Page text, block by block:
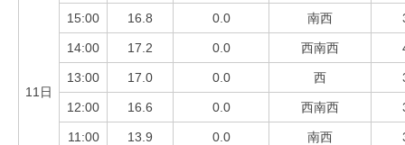
11日
15:00 16.8 0.0 南西
14:00 17.2 0.0 西南西
13:00 17.0 0.0 西
12:00 16.6 0.0 西南西
11:00 13.9 0.0 南西